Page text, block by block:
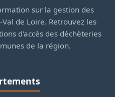
sur la gestion des
de Loire. Retrouvez les
d'accès des déchèteries
de la région.